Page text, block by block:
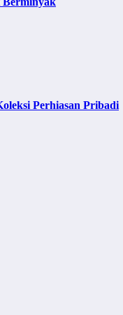
Perhiasan Pribadi